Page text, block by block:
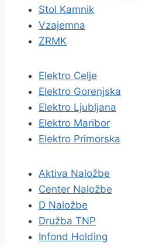
Stol Kamnik
Vzajemna
ZRMK
Elektro Celje
Elektro Gorenjska
Elektro Ljubljana
Elektro Maribor
Elektro Primorska
Aktiva Naložbe
Center Naložbe
D Naložbe
Družba TNP
Infond Holding